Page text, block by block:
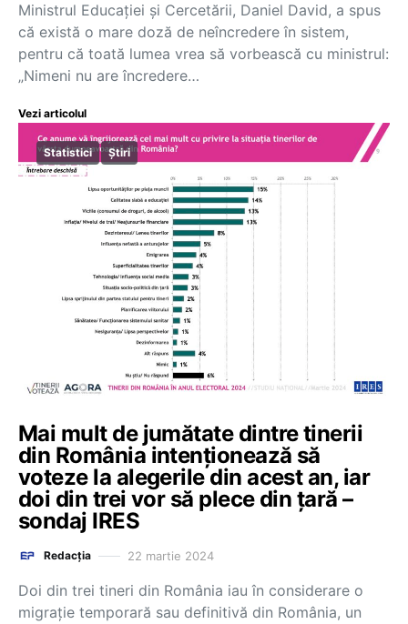
Ministrul Educației și Cercetării, Daniel David, a spus
că există o mare doză de neîncredere în sistem,
pentru că toată lumea vrea să vorbească cu ministrul:
„Nimeni nu are încredere…
Vezi articolul
Statistici Știri
Mai mult de jumătate dintre tinerii
din România intenționează să
voteze la alegerile din acest an, iar
doi din trei vor să plece din țară –
sondaj IRES
Redacția 22 martie 2024
Doi din trei tineri din România iau în considerare o
migrație temporară sau definitivă din România, un